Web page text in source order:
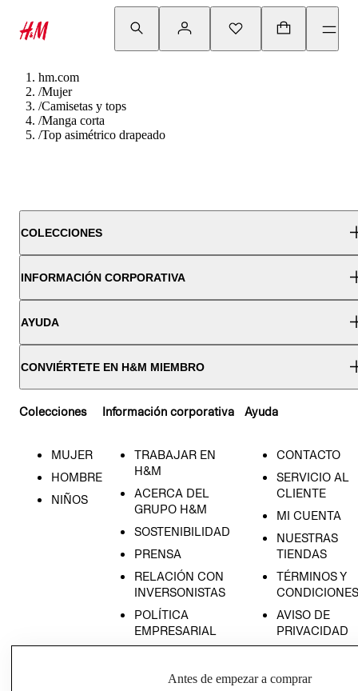
hm.com
/Mujer
/Camisetas y tops
/Manga corta
/Top asimétrico drapeado
COLECCIONES
INFORMACIÓN CORPORATIVA
AYUDA
CONVIÉRTETE EN H&M MIEMBRO
Colecciones
MUJER
HOMBRE
NIÑOS
Información corporativa
TRABAJAR EN
H&M
ACERCA DEL
GRUPO H&M
SOSTENIBILIDAD
PRENSA
RELACIÓN CON
INVERSONISTAS
POLÍTICA
EMPRESARIAL
Ayuda
CONTACTO
SERVICIO AL
CLIENTE
MI CUENTA
NUESTRAS
TIENDAS
TÉRMINOS Y
CONDICIONES
AVISO DE
PRIVACIDAD
AVISO DE
Antes de empezar a comprar